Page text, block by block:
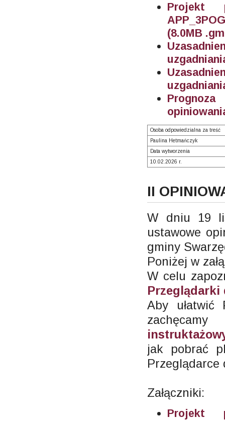
Projekt
(8.0MB
Osoba odpowiedzialna za treść
Paulina Hetmańczyk
Data wytworzenia
10.02.2026 r.
II
W dniu 19
ustawowe
gminy
Poniżej w
W celu
Aby ułatwić
jak pobrać
Przeglądarce
Załączniki:
Projekt